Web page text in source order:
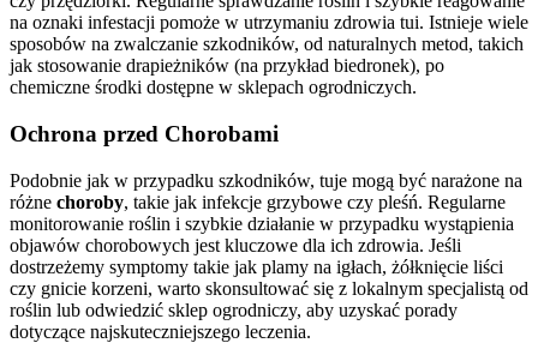
na oznaki infestacji pomoże w utrzymaniu zdrowia tui. Istnieje wiele
sposobów na zwalczanie szkodników, od naturalnych metod, takich
jak stosowanie drapieżników (na przykład biedronek), po
chemiczne środki dostępne w sklepach ogrodniczych.
Ochrona przed Chorobami
Podobnie jak w przypadku szkodników, tuje mogą być narażone na
różne choroby, takie jak infekcje grzybowe czy pleśń. Regularne
monitorowanie roślin i szybkie działanie w przypadku wystąpienia
objawów chorobowych jest kluczowe dla ich zdrowia. Jeśli
dostrzeżemy symptomy takie jak plamy na igłach, żółknięcie liści
czy gnicie korzeni, warto skonsultować się z lokalnym specjalistą od
roślin lub odwiedzić sklep ogrodniczy, aby uzyskać porady
dotyczące najskuteczniejszego leczenia.